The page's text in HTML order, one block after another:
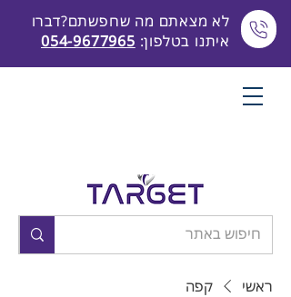
לא מצאתם מה שחפשתם?דברו
איתנו בטלפון: 054-9677965
ראשי קפה